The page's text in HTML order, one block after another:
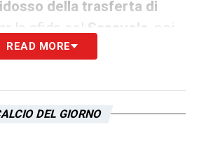
della trasferta di
la sfida col Sassuolo
su un suo impiego
NOSTRE TOP NEWS
READ MORE
DEL GIORNO